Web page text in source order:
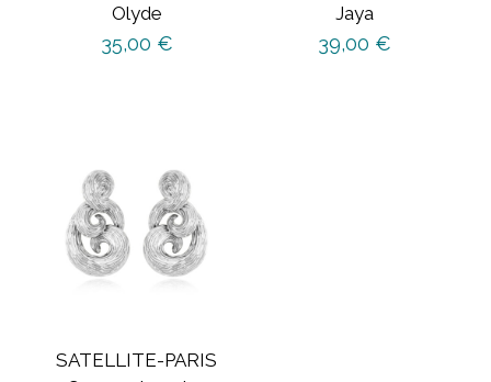
Olyde
35,00 €
Jaya
39,00 €
SATELLITE-PARIS